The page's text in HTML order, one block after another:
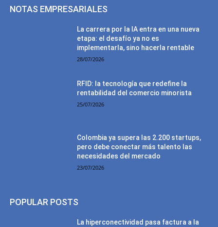
NOTAS EMPRESARIALES
La carrera por la IA entra en una nueva
etapa: el desafío ya no es
implementarla, sino hacerla rentable
28/07/2026
RFID: la tecnología que redefine la
rentabilidad del comercio minorista
25/07/2026
Colombia ya supera las 2.200 startups,
pero debe conectar más talento las
necesidades del mercado
23/07/2026
POPULAR POSTS
La hiperconectividad pasa factura a la